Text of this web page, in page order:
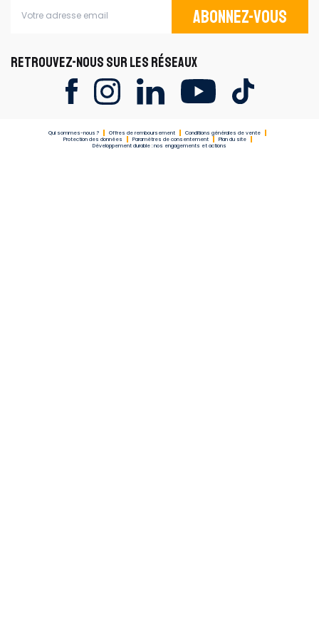
Abonnez-vous
RETROUVEZ-NOUS SUR LES RÉSEAUX
Qui sommes-nous ? Offres de remboursement
Conditions générales de vente
Protection des données
Paramètres de consentement
Plan du site
Développement durable : nos engagements et actions